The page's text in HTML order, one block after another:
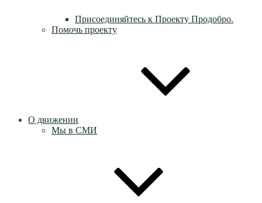
Присоединяйтесь к Проекту Продобро.
Помочь проекту
О движении
Мы в СМИ